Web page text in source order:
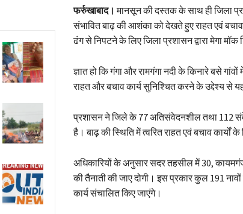
फर्रुखाबाद। मानसून की दस्तक के साथ ही जिला
संभावित बाढ़ की आशंका को देखते हुए राहत एवं
ढंग से निपटने के लिए जिला प्रशासन द्वारा मेगा
ज्ञात हो कि गंगा और रामगंगा नदी के किनारे बसे
राहत और बचाव कार्य सुनिश्चित करने के उद्देश्य से
प्रशासन ने जिले के 77 अतिसंवेदनशील तथा 112
है। बाढ़ की स्थिति में त्वरित राहत एवं बचाव कार्यों
अधिकारियों के अनुसार सदर तहसील में 30,
की तैनाती की जाए दोगी। इस प्रकार कुल 191
कार्य संचालित किए जाएंगे।